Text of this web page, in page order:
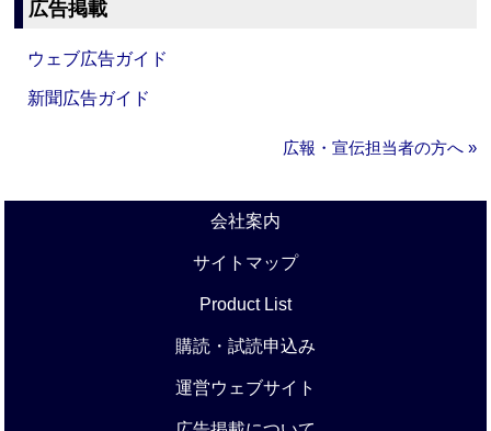
広告掲載
ウェブ広告ガイド
新聞広告ガイド
広報・宣伝担当者の方へ »
会社案内
サイトマップ
Product List
購読・試読申込み
運営ウェブサイト